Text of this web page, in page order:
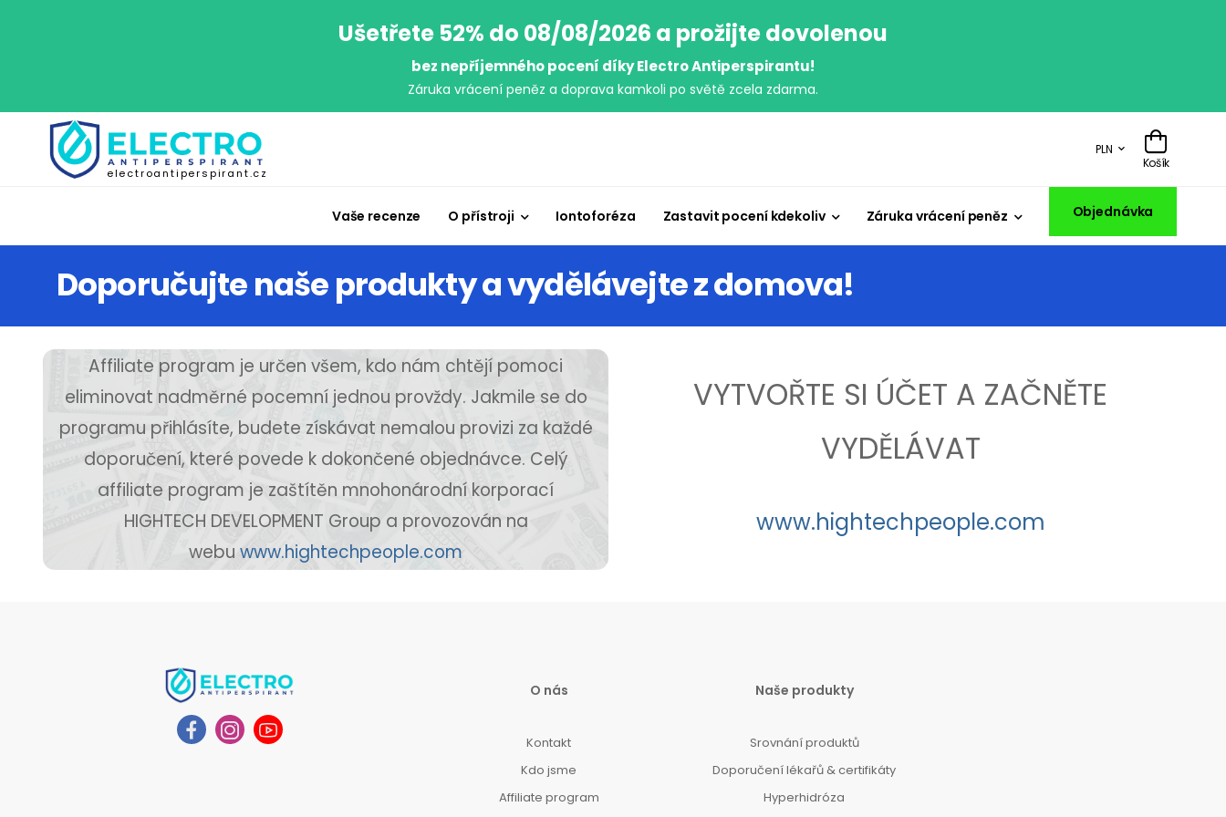
Ušetřete 52% do 08/08/2026 a prožijte dovolenou
bez nepříjemného pocení díky Electro Antiperspirantu!
Záruka vrácení peněz a doprava kamkoli po světě zcela zdarma.
electroantiperspirant.cz
PLN
Košík
Vaše recenze O přístroji Iontoforéza Zastavit pocení kdekoliv Záruka vrácení peněz Objednávka
Doporučujte naše produkty a vydělávejte z domova!
Affiliate program je určen všem, kdo nám chtějí pomoci
eliminovat nadměrné pocemní jednou provždy. Jakmile se do
programu přihlásíte, budete získávat nemalou provizi za každé
doporučení, které povede k dokončené objednávce. Celý
affiliate program je zaštítěn mnohonárodní korporací
HIGHTECH DEVELOPMENT Group a provozován na
webu www.hightechpeople.com
VYTVOŘTE SI ÚČET A ZAČNĚTE
VYDĚLÁVAT
www.hightechpeople.com
O nás
Kontakt
Kdo jsme
Affiliate program
Naše produkty
Srovnání produktů
Doporučení lékařů & certifikáty
Hyperhidróza